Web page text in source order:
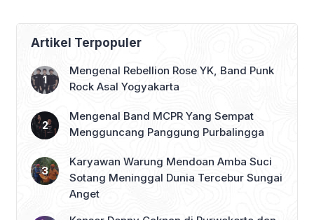
Purbalingga Beri
Dukungan Penuh
Artikel Terpopuler
Mengenal Rebellion Rose YK, Band Punk
Rock Asal Yogyakarta
Mengenal Band MCPR Yang Sempat
Mengguncang Panggung Purbalingga
Karyawan Warung Mendoan Amba Suci
Sotang Meninggal Dunia Tercebur Sungai
Anget